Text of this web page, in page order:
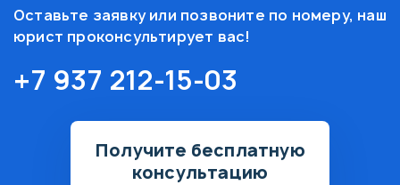
Оставьте заявку или позвоните по номеру, наш
юрист проконсультирует вас!
+7 937 212-15-03
Получите бесплатную
консультацию